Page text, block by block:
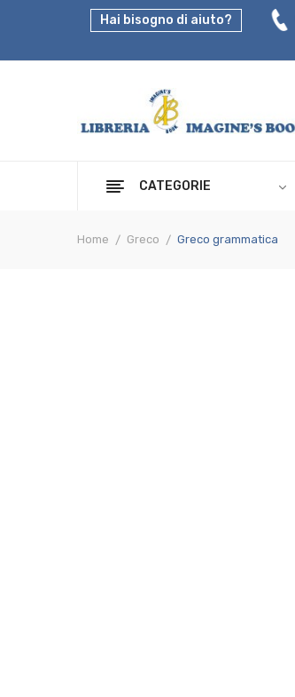
Hai bisogno di aiuto?
CATEGORIE
Home Greco Greco grammatica